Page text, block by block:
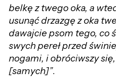
belkę z twego oka, a
usunąć drzazgę z oka
dawajcie psom tego, co
swych pereł przed
nogami, i obróciwszy
[samych]”.